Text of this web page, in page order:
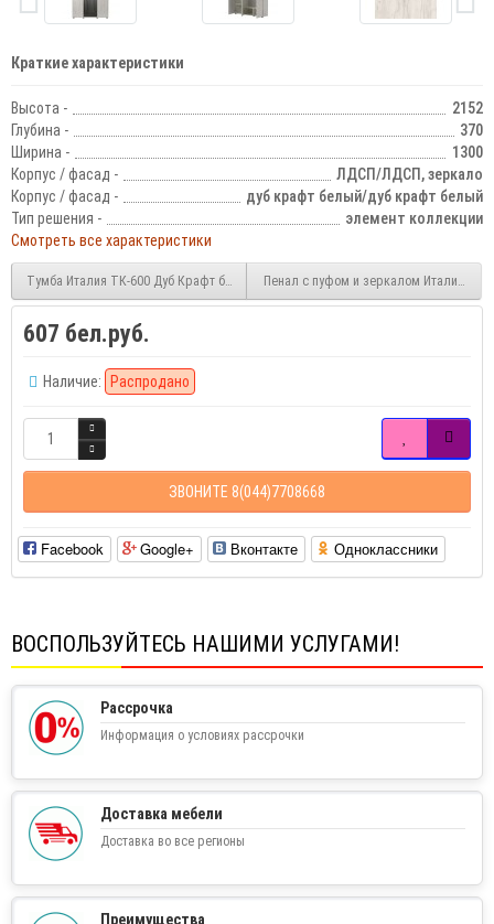
Краткие характеристики
Высота -
2152
Глубина -
370
Ширина -
1300
Корпус / фасад -
ЛДСП/ЛДСП, зеркало
Корпус / фасад -
дуб крафт белый/дуб крафт белый
Тип решения -
элемент коллекции
Смотреть все характеристики
Тумба Италия ТК-600 Дуб Крафт белый Пенал с пуфом и зеркалом Италия
607 бел.руб.
Наличие: Распродано
ЗВОНИТЕ 8(044)7708668
Facebook Google+ Вконтакте Одноклассники
ВОСПОЛЬЗУЙТЕСЬ НАШИМИ УСЛУГАМИ!
Рассрочка
Информация о условиях рассрочки
Доставка мебели
Доставка во все регионы
Преимущества